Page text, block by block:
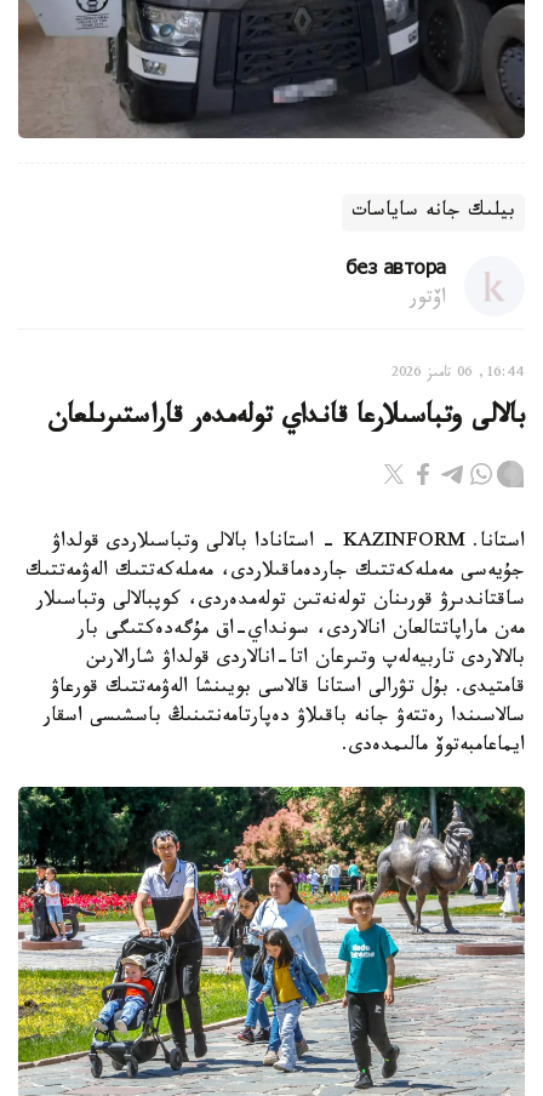
بيلىك جانە ساياسات
без автора
اۆتور
16:44, 06 تامىز 2026
بالالى وتباسىلارعا قانداي تولەمدەر قاراستىرىلعان
استانا. KAZINFORM - استانادا بالالى وتباسىلاردى قولداۋ
جۇيەسى مەملەكەتتىك جاردەماقىلاردى، مەملەكەتتىك الەۋمەتتىك
ساقتاندىرۋ قورىنان تولەنەتىن تولەمدەردى، كوپبالالى وتباسىلار
مەن ماراپاتتالعان انالاردى، سونداي-اق مۇگەدەكتىگى بار
بالالاردى تاربيەلەپ وتىرعان اتا-انالاردى قولداۋ شارالارىن
قامتيدى. بۇل تۋرالى استانا قالاسى بويىنشا الەۋمەتتىك قورعاۋ
سالاسىندا رەتتەۋ جانە باقىلاۋ دەپارتامەنتىنىڭ باسشىسى اسقار
ايماعامبەتوۆ مالىمدەدى.